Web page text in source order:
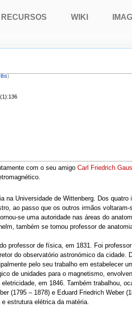
)
com o seu amigo Carl Friedrich
na Universidade de Wittenberg. Dos quatro
ao passo que os outros irmãos voltaram-
se uma autoridade nas áreas do
também se tornou professor de
professor de física, em 1831. Foi
do observatório astronómico da cidade.
pelo seu trabalho em estabelecer
de unidades para o magnetismo,
em 1846. Também trabalhou,
(1795 – 1878) e Eduard Friedrich Weber
estrutura elétrica da matéria.
RECURSOS WIKI